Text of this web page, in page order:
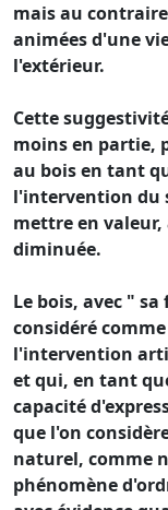
mais au
animées d'une
l'extérieur.
Cette
moins en partie,
au bois en tant
l'intervention du
mettre en valeur,
diminuée.
Le bois, avec "
considéré
l'intervention
et qui, en tant
capacité
que l'on
naturel, comme
phénomène